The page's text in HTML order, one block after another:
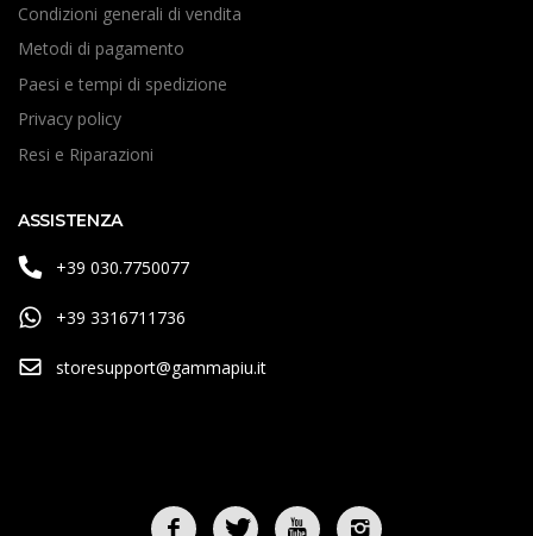
Condizioni generali di vendita
Metodi di pagamento
Paesi e tempi di spedizione
Privacy policy
Resi e Riparazioni
ASSISTENZA
+39 030.7750077
+39 3316711736
storesupport@gammapiu.it